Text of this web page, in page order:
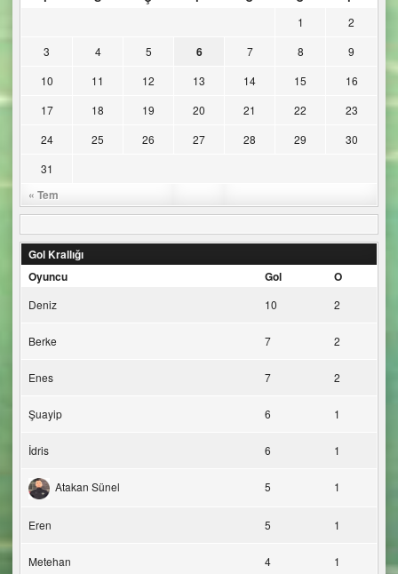
« Tem
1
2
3
4 5 6 7 8
9
10
11 12 13 14 15
16
17
18 19 20 21 22
23
24
25 26 27 28 29
30
31
Gol Krallığı
Oyuncu
Gol O
Deniz 10 2
Berke 7 2
Enes 7 2
Şuayip 6 1
İdris 6 1
Atakan Sünel 5 1
Eren 5 1
Metehan 4 1